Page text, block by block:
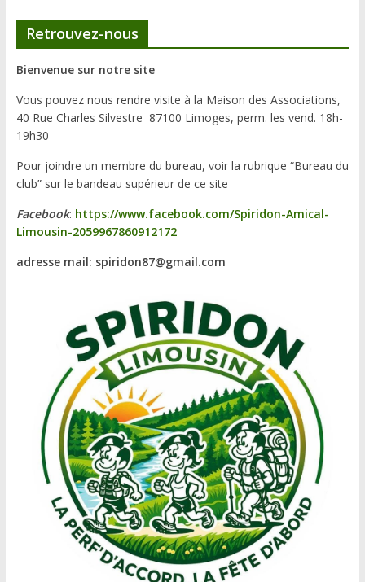
Retrouvez-nous
Bienvenue sur notre site
Vous pouvez nous rendre visite à la Maison des Associations,
40 Rue Charles Silvestre 87100 Limoges, perm. les vend. 18h-
19h30
Pour joindre un membre du bureau, voir la rubrique “Bureau du
club” sur le bandeau supérieur de ce site
Facebook: https://www.facebook.com/Spiridon-Amical-
Limousin-2059967860912172
adresse mail: spiridon87@gmail.com